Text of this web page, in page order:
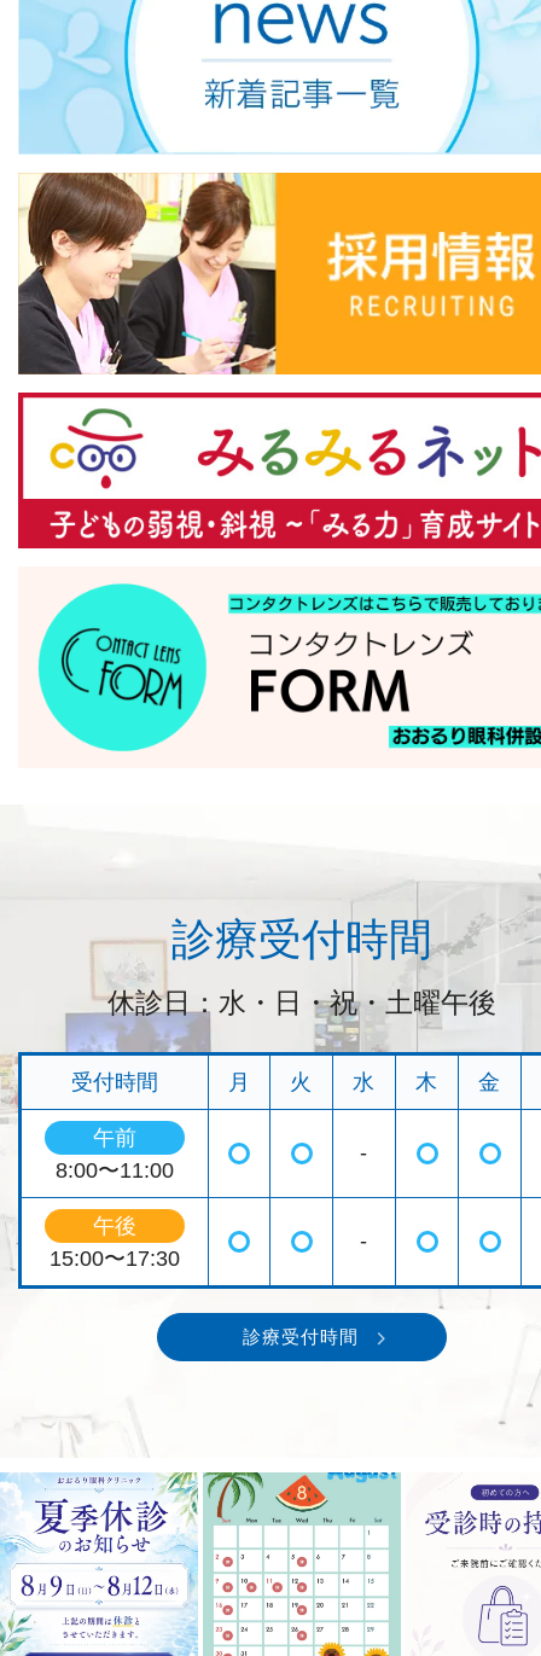
診療受付時間
休診日：水・日・祝・土曜午後
受付時間 月 火 水 木 金
午前
8:00〜11:00
◯ ◯ - ◯ ◯
午後
15:00〜17:30
◯ ◯ - ◯ ◯
診療受付時間